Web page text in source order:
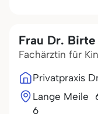
Frau Dr.
Fachärztin für
Privatpraxis
Lange Meile
6